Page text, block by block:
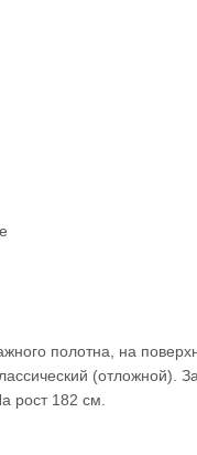
полотна, на
(отложной).
рост 182 см.